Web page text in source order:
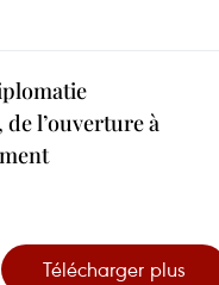
l’ouverture à
Télécharger plus